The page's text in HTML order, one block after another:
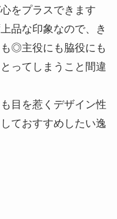
をプラスできます
品な印象なので、き
◎主役にも脇役にも
ってしまうこと間違
目を惹くデザイン性
ておすすめしたい逸